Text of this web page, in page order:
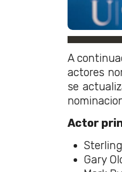
A
actores
se
Actor
Gary